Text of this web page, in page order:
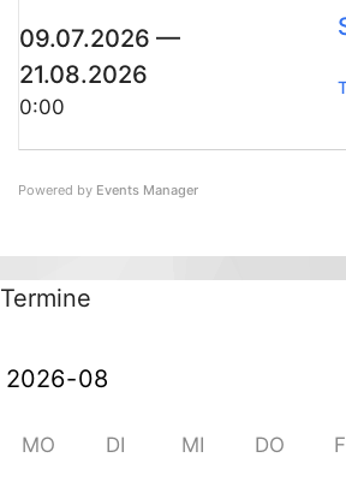
09.07.2026 —
21.08.2026
0:00
Powered by Events Mana­ger
Ter­mi­ne
MO DI MI DO